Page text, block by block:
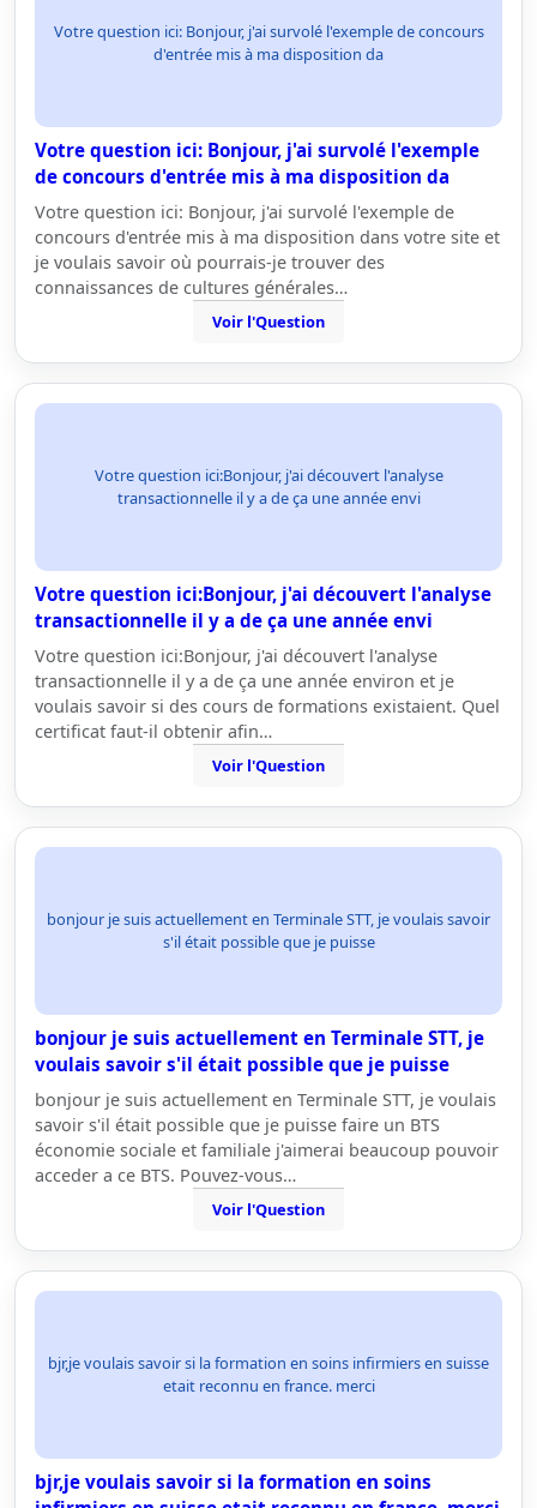
Votre question ici: Bonjour, j'ai survolé l'exemple de concours
d'entrée mis à ma disposition da
Votre question ici: Bonjour, j'ai survolé l'exemple
de concours d'entrée mis à ma disposition da
Votre question ici: Bonjour, j'ai survolé l'exemple de
concours d'entrée mis à ma disposition dans votre site et
je voulais savoir où pourrais-je trouver des
connaissances de cultures générales…
Voir l'Question
Votre question ici:Bonjour, j'ai découvert l'analyse
transactionnelle il y a de ça une année envi
Votre question ici:Bonjour, j'ai découvert l'analyse
transactionnelle il y a de ça une année envi
Votre question ici:Bonjour, j'ai découvert l'analyse
transactionnelle il y a de ça une année environ et je
voulais savoir si des cours de formations existaient. Quel
certificat faut-il obtenir afin…
Voir l'Question
bonjour je suis actuellement en Terminale STT, je voulais savoir
s'il était possible que je puisse
bonjour je suis actuellement en Terminale STT, je
voulais savoir s'il était possible que je puisse
bonjour je suis actuellement en Terminale STT, je voulais
savoir s'il était possible que je puisse faire un BTS
économie sociale et familiale j'aimerai beaucoup pouvoir
acceder a ce BTS. Pouvez-vous…
Voir l'Question
bjr,je voulais savoir si la formation en soins infirmiers en suisse
etait reconnu en france. merci
bjr,je voulais savoir si la formation en soins